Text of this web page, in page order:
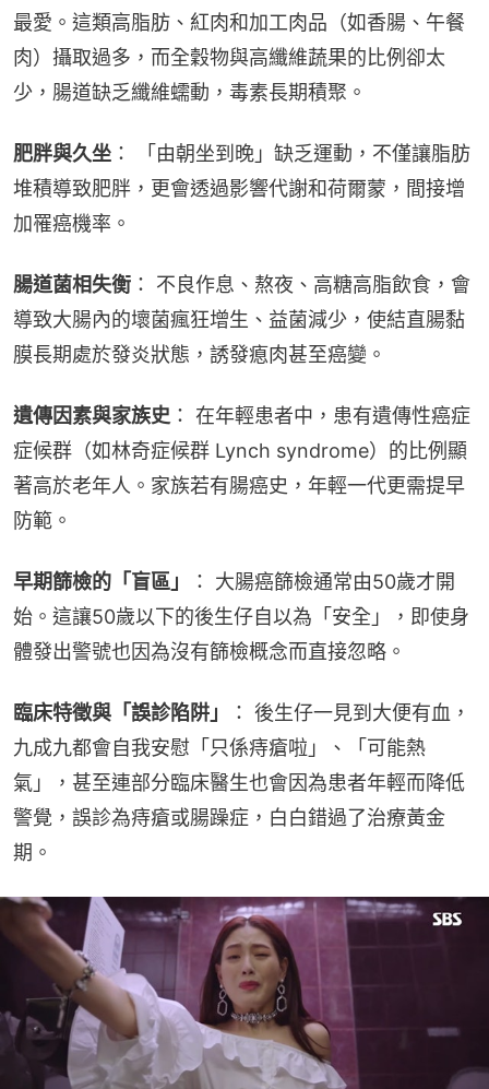
最愛。這類高脂肪、紅肉和加工肉品（如香腸、午餐
肉）攝取過多，而全穀物與高纖維蔬果的比例卻太
少，腸道缺乏纖維蠕動，毒素長期積聚。
肥胖與久坐 ： 「由朝坐到晚」缺乏運動，不僅讓脂肪
堆積導致肥胖，更會透過影響代謝和荷爾蒙，間接增
加罹癌機率。
腸道菌相失衡 ： 不良作息、熬夜、高糖高脂飲食，會
導致大腸內的壞菌瘋狂增生、益菌減少，使結直腸黏
膜長期處於發炎狀態，誘發瘜肉甚至癌變。
遺傳因素與家族史 ： 在年輕患者中，患有遺傳性癌症
症候群（如林奇症候群 Lynch syndrome）的比例顯
著高於老年人。家族若有腸癌史，年輕一代更需提早
防範。
早期篩檢的「盲區」
： 大腸癌篩檢通常由50歲才開
始。這讓50歲以下的後生仔自以為「安全」，即使身
體發出警號也因為沒有篩檢概念而直接忽略。
臨床特徵與「誤診陷阱」
： 後生仔一見到大便有血，
九成九都會自我安慰「只係痔瘡啦」、「可能熱
氣」，甚至連部分臨床醫生也會因為患者年輕而降低
警覺，誤診為痔瘡或腸躁症，白白錯過了治療黃金
期。